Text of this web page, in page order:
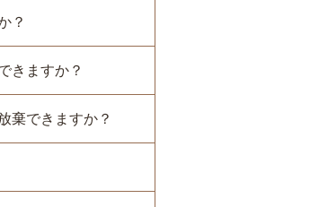
？
きますか？
棄できますか？